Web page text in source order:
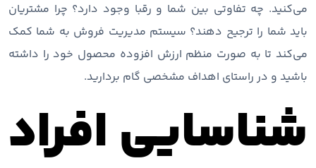
می‌کنید. چه تفاوتی بین شما و رقبا وجود دارد؟ چرا مشتریان
باید شما را ترجیح دهند؟ سیستم مدیریت فروش به شما کمک
می‌کند تا به صورت منظم ارزش افزوده محصول خود را داشته
باشید و در راستای اهداف مشخصی گام بردارید.
شناسایی افراد